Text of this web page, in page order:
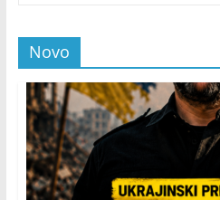
Novo